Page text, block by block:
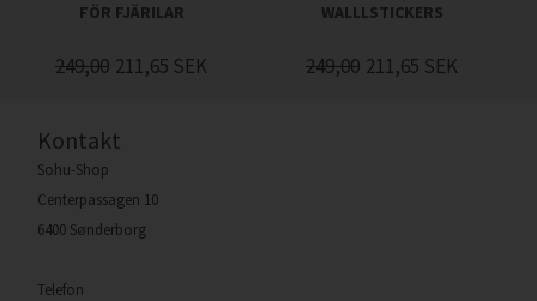
FÖR FJÄRILAR
249,00 211,65 SEK
WALLLSTICKERS
249,00 211,65 SEK
Kontakt
Sohu-Shop
Centerpassagen 10
6400 Sønderborg
Telefon